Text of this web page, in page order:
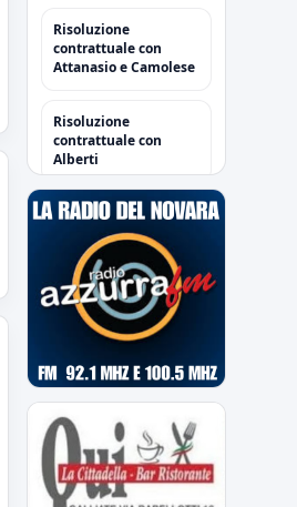
Risoluzione
contrattuale con
Attanasio e Camolese
Risoluzione
contrattuale con
Alberti
Acquisti/Cessioni
"Sessione Estiva
2026/2027"
tutte le operazioni degli
azzurri
Il Novara è atteso dal
quarto impegno
estivo
Mercoledì a Chiavari.
Tra amichevoli e
mercato...
Orari Biglietteria